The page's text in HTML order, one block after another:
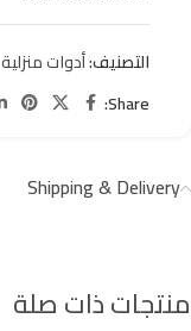
التصنيف:أدوات منزلية
Share:
Shipping & Delivery
منتجات ذات صلة